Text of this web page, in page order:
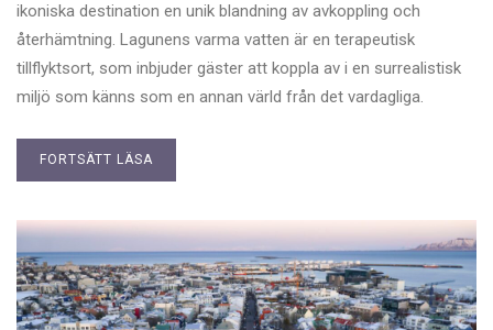
ikoniska destination en unik blandning av avkoppling och
återhämtning. Lagunens varma vatten är en terapeutisk
tillflyktsort, som inbjuder gäster att koppla av i en surrealistisk
miljö som känns som en annan värld från det vardagliga.
FORTSÄTT LÄSA